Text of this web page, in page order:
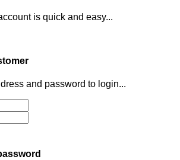
is quick and easy...
and password to login...